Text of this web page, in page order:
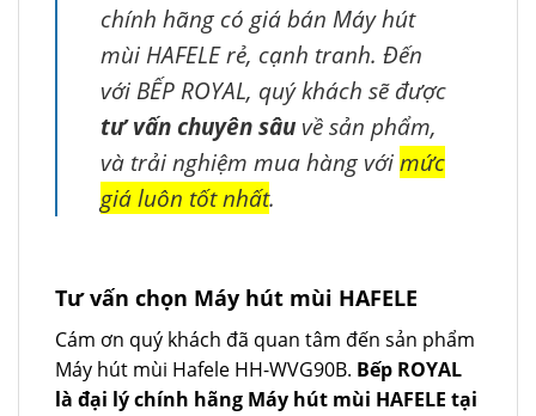
chính hãng có giá bán Máy hút
mùi HAFELE rẻ, cạnh tranh. Đến
với BẾP ROYAL, quý khách sẽ được
tư vấn chuyên sâu về sản phẩm,
và trải nghiệm mua hàng vớimức
giá luôn tốt nhất.
Tư vấn chọn Máy hút mùi HAFELE
Cám ơn quý khách đã quan tâm đến sản phẩm
Máy hút mùi Hafele HH-WVG90B. Bếp ROYAL
là đại lý chính hãng Máy hút mùi HAFELE tại